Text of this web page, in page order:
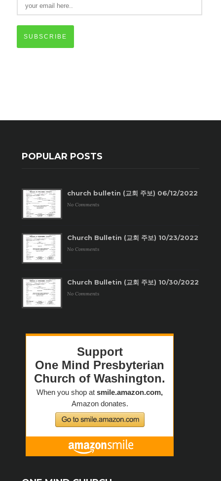
SUBSCRIBE
POPULAR POSTS
church bulletin (교회 주보) 06/12/2022
No Comments
Church Bulletin (교회 주보) 10/23/2022
No Comments
Church Bulletin (교회 주보) 10/30/2022
No Comments